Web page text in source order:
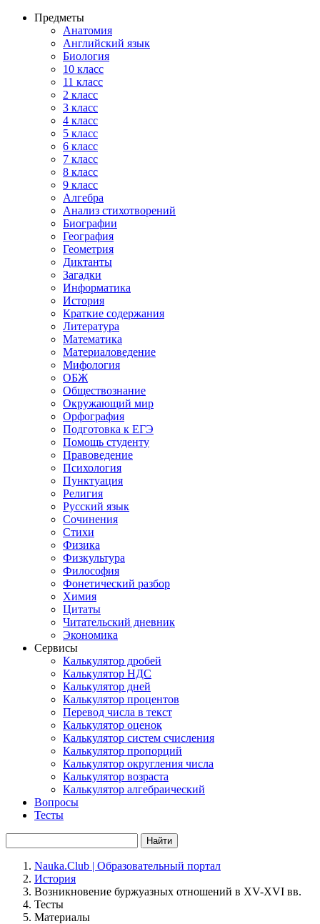
Предметы
Анатомия
Английский язык
Биология
10 класс
11 класс
2 класс
3 класс
4 класс
5 класс
6 класс
7 класс
8 класс
9 класс
Алгебра
Анализ стихотворений
Биографии
География
Геометрия
Диктанты
Загадки
Информатика
История
Краткие содержания
Литература
Математика
Материаловедение
Мифология
ОБЖ
Обществознание
Окружающий мир
Орфография
Подготовка к ЕГЭ
Помощь студенту
Правоведение
Психология
Пунктуация
Религия
Русский язык
Сочинения
Стихи
Физика
Физкультура
Философия
Фонетический разбор
Химия
Цитаты
Читательский дневник
Экономика
Сервисы
Калькулятор дробей
Калькулятор НДС
Калькулятор дней
Калькулятор процентов
Перевод числа в текст
Калькулятор оценок
Калькулятор систем счисления
Калькулятор пропорций
Калькулятор округления числа
Калькулятор возраста
Калькулятор алгебраический
Вопросы
Тесты
Найти
Nauka.Club | Образовательный портал
История
Возникновение буржуазных отношений в XV-XVI вв.
Тесты
Материалы